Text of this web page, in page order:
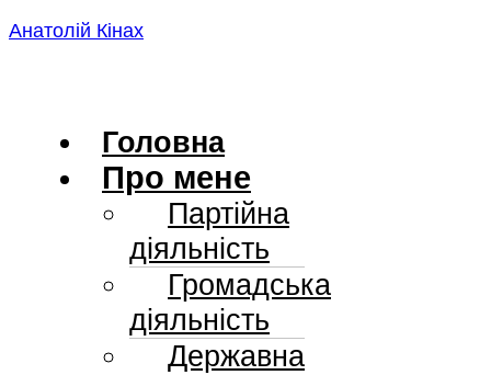
Skip
Анатолій Кінах
Головна
Про мене
Партійна
діяльність
Громадська
діяльність
Державна